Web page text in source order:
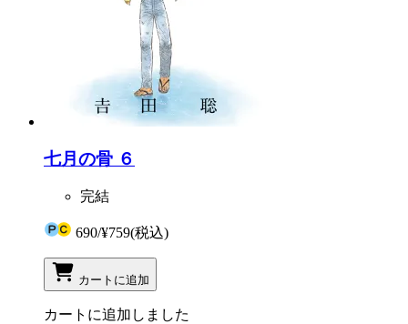
七月の骨 ６
完結
690/¥759(税込)
カートに追加
カートに追加しました